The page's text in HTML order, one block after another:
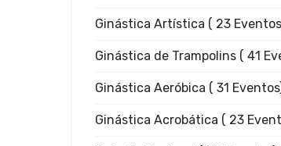
Ginástica Artística ( 23
Ginástica de Trampolins ( 41
Ginástica Aeróbica ( 31
Ginástica Acrobática ( 23